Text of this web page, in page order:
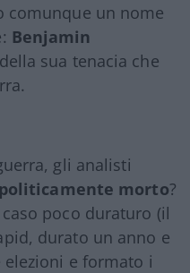
comunque un nome
Benjamin
sua tenacia che
gli analisti
morto?
poco duraturo (il
durato un anno e
elezioni e formato i